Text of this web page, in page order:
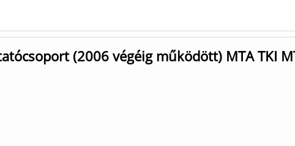
(2006 végéig működött) MTA TKI